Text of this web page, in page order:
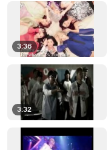
3:36
3:32